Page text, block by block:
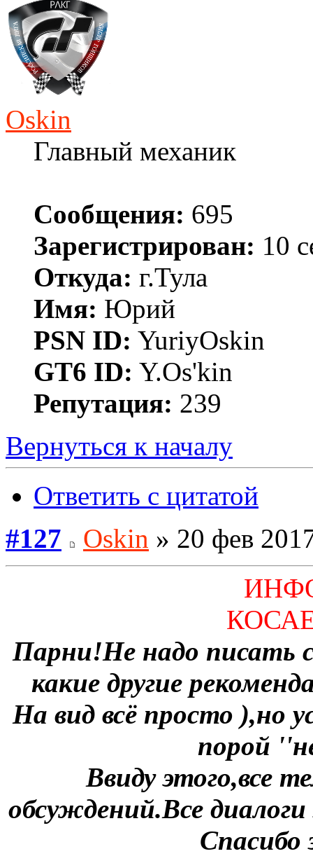
Oskin
Главный механик
Сообщения: 695
Зарегистрирован: 10
Откуда: г.Тула
Имя: Юрий
PSN ID: YuriyOskin
GT6 ID: Y.Os'kin
Репутация: 239
Вернуться к началу
Ответить с цитатой
#127
Oskin » 20 фев
Парни!Не надо писать
какие другие
На вид всё просто ),но
порой
Ввиду этого,все
обсуждений.Все
Спасибо